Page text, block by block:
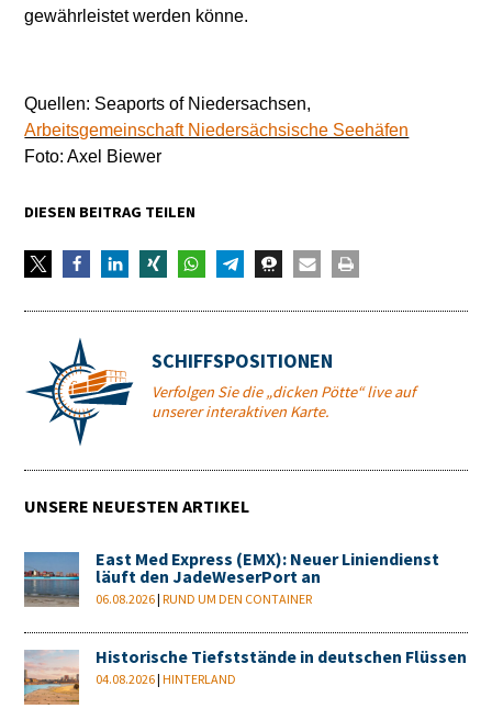
gewährleistet werden könne.
Quellen: Seaports of Niedersachsen,
Arbeitsgemeinschaft Niedersächsische Seehäfen
Foto: Axel Biewer
DIESEN BEITRAG TEILEN
SCHIFFSPOSITIONEN
Verfolgen Sie die „dicken Pötte“ live auf
unserer interaktiven Karte.
UNSERE NEUESTEN ARTIKEL
East Med Express (EMX): Neuer Liniendienst
läuft den JadeWeserPort an
06.08.2026 |RUND UM DEN CONTAINER
Historische Tiefststände in deutschen Flüssen
04.08.2026 |HINTERLAND